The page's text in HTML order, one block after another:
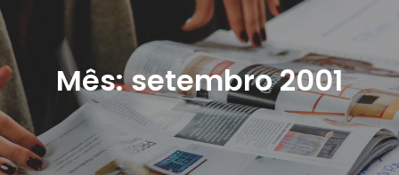
Mês:setembro 2001